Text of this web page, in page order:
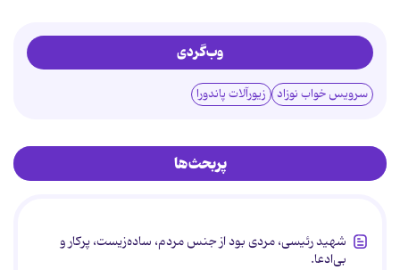
وب‌گردی
سرویس خواب نوزاد زیورآلات پاندورا
پربحث‌ها
شهید رئیسی، مردی بود از جنس مردم، ساده‌زیست، پرکار و
بی‌ادعا.